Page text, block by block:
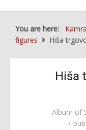
You are here: Kamra
figures
Hiša
Hiša
Album of